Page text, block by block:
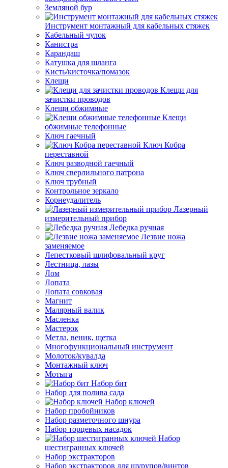
Земляной бур
Инструмент монтажный для кабельных стяжек
Кабельный чулок
Канистра
Карандаш
Катушка для шланга
Кисть/кисточка/помазок
Клещи
Клещи для
зачистки проводов
Клещи обжимные
Клещи
обжимные телефонные
Ключ гаечный
Ключ Кобра
переставной
Ключ разводной гаечный
Ключ сверлильного патрона
Ключ трубный
Контрольное зеркало
Корнеудалитель
Лазерный
измерительный прибор
Лебедка ручная
Лезвие ножа
заменяемое
Лепестковый шлифовальный круг
Лестница, лазы
Лом
Лопата
Лопата совковая
Магнит
Малярный валик
Масленка
Мастерок
Метла, веник, щетка
Многофункциональный инструмент
Молоток/кувалда
Монтажный ключ
Мотыга
Набор бит
Набор для полива сада
Набор ключей
Набор пробойников
Набор разметочного шнура
Набор торцевых насадок
Набор
шестигранных ключей
Набор экстракторов
Набор экстракторов для шурупов/винтов